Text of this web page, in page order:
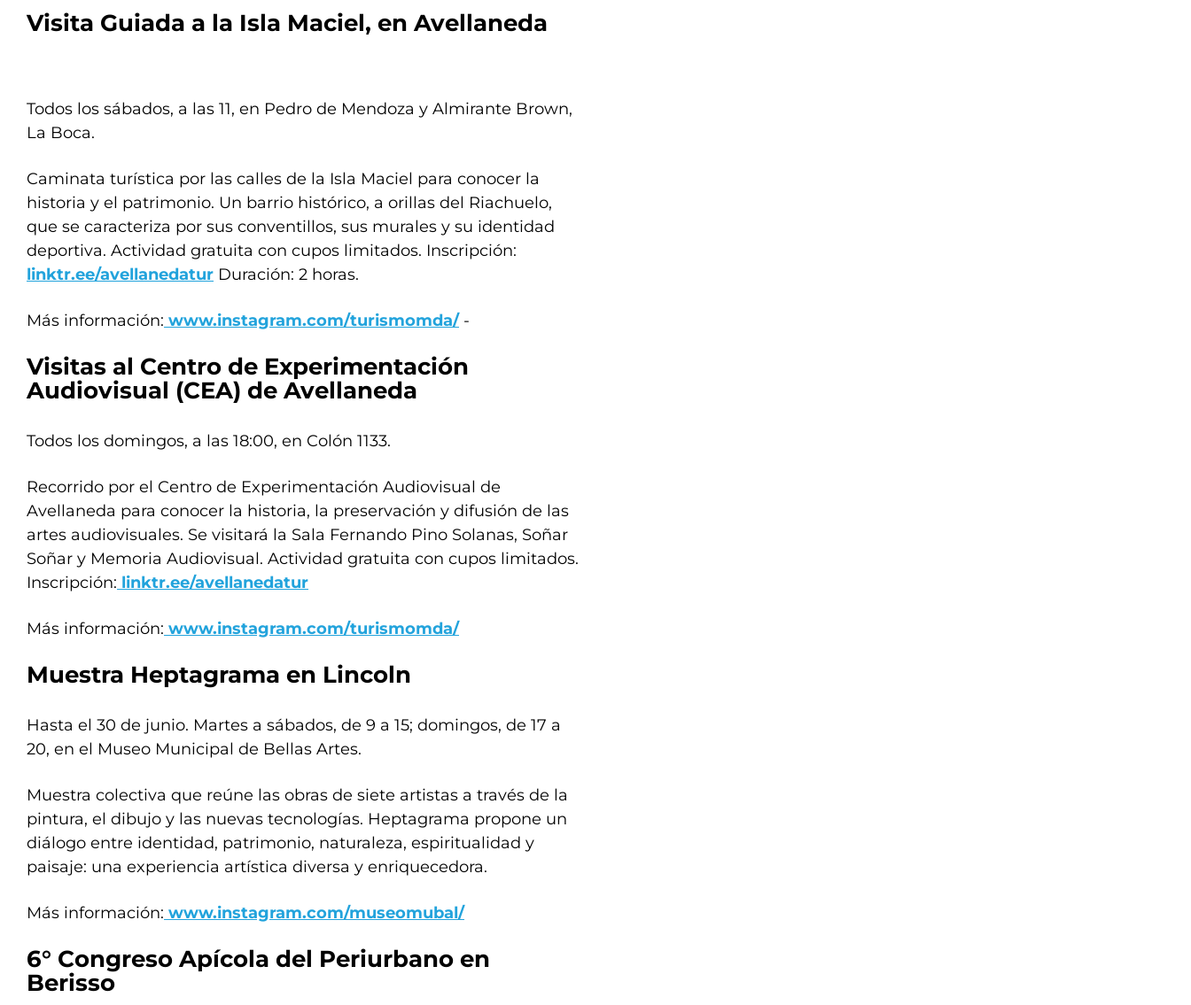
Visita Guiada a la Isla Maciel, en Avellaneda
Todos los sábados, a las 11, en Pedro de Mendoza y Almirante Brown,
La Boca.
Caminata turística por las calles de la Isla Maciel para conocer la
historia y el patrimonio. Un barrio histórico, a orillas del Riachuelo,
que se caracteriza por sus conventillos, sus murales y su identidad
deportiva. Actividad gratuita con cupos limitados. Inscripción:
linktr.ee/avellanedatur Duración: 2 horas.
Más información: www.instagram.com/turismomda/-
Visitas al Centro de Experimentación
Audiovisual (CEA) de Avellaneda
Todos los domingos, a las 18:00, en Colón 1133.
Recorrido por el Centro de Experimentación Audiovisual de
Avellaneda para conocer la historia, la preservación y difusión de las
artes audiovisuales. Se visitará la Sala Fernando Pino Solanas, Soñar
Soñar y Memoria Audiovisual. Actividad gratuita con cupos limitados.
Inscripción: linktr.ee/avellanedatur
Más información: www.instagram.com/turismomda/
Muestra Heptagrama en Lincoln
Hasta el 30 de junio. Martes a sábados, de 9 a 15; domingos, de 17 a
20, en el Museo Municipal de Bellas Artes.
Muestra colectiva que reúne las obras de siete artistas a través de la
pintura, el dibujo y las nuevas tecnologías. Heptagrama propone un
diálogo entre identidad, patrimonio, naturaleza, espiritualidad y
paisaje: una experiencia artística diversa y enriquecedora.
Más información: www.instagram.com/museomubal/
6° Congreso Apícola del Periurbano en
Berisso